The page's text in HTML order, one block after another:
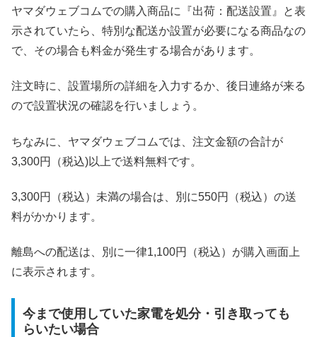
ヤマダウェブコムでの購入商品に『出荷：配送設置』と表
示されていたら、特別な配送か設置が必要になる商品なの
で、その場合も料金が発生する場合があります。
注文時に、設置場所の詳細を入力するか、後日連絡が来る
ので設置状況の確認を行いましょう。
ちなみに、ヤマダウェブコムでは、注文金額の合計が
3,300円（税込)以上で送料無料です。
3,300円（税込）未満の場合は、別に550円（税込）の送
料がかかります。
離島への配送は、別に一律1,100円（税込）が購入画面上
に表示されます。
今まで使用していた家電を処分・引き取っても
らいたい場合